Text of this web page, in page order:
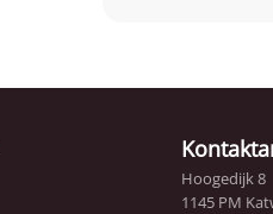
Hoogedijk 8
1145 PM